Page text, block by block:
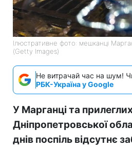
Ілюстративне фото: мешканці
(Getty Images)
Не витрачай час на шум!
РБК-Україна у Google
У Марганці та
Дніпропетровської
днів поспіль відсутнє